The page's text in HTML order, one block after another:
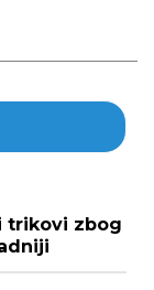
trikovi zbog